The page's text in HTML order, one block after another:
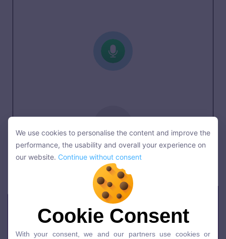
We use cookies to personalise the content and improve the
performance, the usability and overall your experience on
Continue without consent
Cookie Consent
We use cookies to personalise the content and improve the
performance, the usability and overall your experience on
our website. Continue without consent
Cookie Consent
With your consent, we and our partners use cookies or